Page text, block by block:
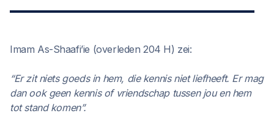
Imam As-Shaafi’ie (overleden 204 H) zei:
“Er zit niets goeds in hem, die kennis niet liefheeft. Er mag
dan ook geen kennis of vriendschap tussen jou en hem
tot stand komen”.